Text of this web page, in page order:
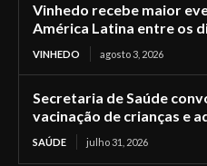
Vinhedo recebe maior
América Latina entre os
VINHEDO agosto 3, 2026
Secretaria de Saúde
vacinação de crianças e
SAÚDE julho 31, 2026